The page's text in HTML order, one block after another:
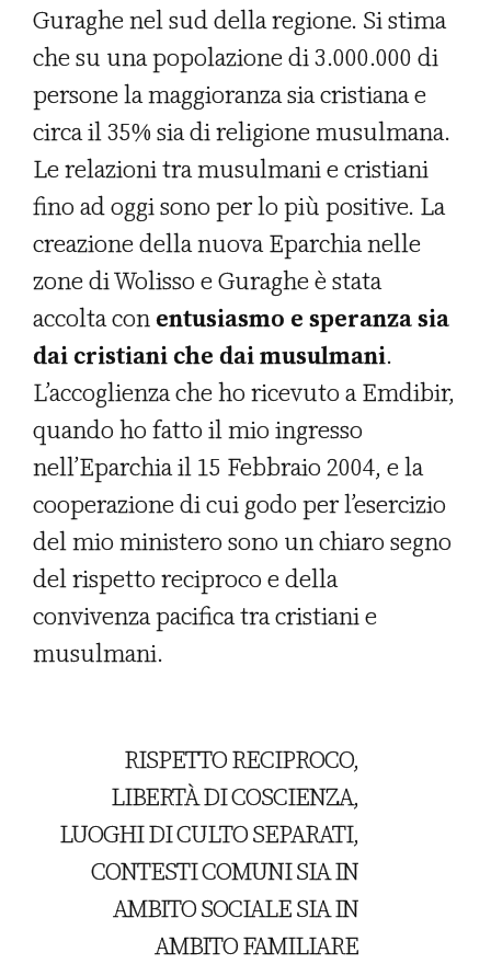
Guraghe nel sud della regione. Si stima
che su una popolazione di 3.000.000 di
persone la maggioranza sia cristiana e
circa il 35% sia di religione musulmana.
Le relazioni tra musulmani e cristiani
fino ad oggi sono per lo più positive. La
creazione della nuova Eparchia nelle
zone di Wolisso e Guraghe è stata
accolta conentusiasmo e speranza sia
dai cristiani che dai musulmani.
L’accoglienza che ho ricevuto a Emdibir,
quando ho fatto il mio ingresso
nell’Eparchia il 15 Febbraio 2004, e la
cooperazione di cui godo per l’esercizio
del mio ministero sono un chiaro segno
del rispetto reciproco e della
convivenza pacifica tra cristiani e
musulmani.
RISPETTO RECIPROCO,
LIBERTÀ DI COSCIENZA,
LUOGHI DI CULTO SEPARATI,
CONTESTI COMUNI SIA IN
AMBITO SOCIALE SIA IN
AMBITO FAMILIARE